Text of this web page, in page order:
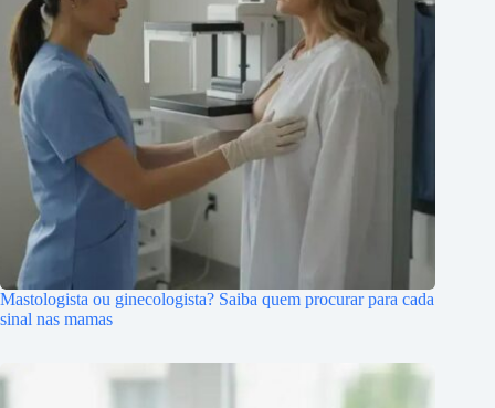
Mastologista ou ginecologista? Saiba quem procurar para cada
sinal nas mamas